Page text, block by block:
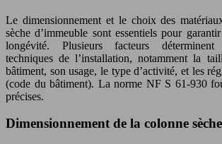
Le dimensionnement et le choix des
sèche d’immeuble sont essentiels pour
longévité. Plusieurs facteurs
techniques de l’installation, notamment la
bâtiment, son usage, le type d’activité, et les
(code du bâtiment). La norme NF S 61-930
précises.
Dimensionnement de la colonne